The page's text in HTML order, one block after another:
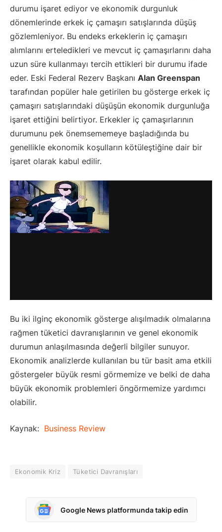
durumu işaret ediyor ve ekonomik durgunluk
dönemlerinde erkek iç çamaşırı satışlarında düşüş
gözlemleniyor. Bu endeks erkeklerin iç çamaşırı
alımlarını erteledikleri ve mevcut iç çamaşırlarını daha
uzun süre kullanmayı tercih ettikleri bir durumu ifade
eder. Eski Federal Rezerv Başkanı Alan Greenspan
tarafından popüler hale getirilen bu gösterge erkek iç
çamaşırı satışlarındaki düşüşün ekonomik durgunluğa
işaret ettiğini belirtiyor. Erkekler iç çamaşırlarının
durumunu pek önemsememeye başladığında bu
genellikle ekonomik koşulların kötüleştiğine dair bir
işaret olarak kabul edilir.
Bu iki ilginç ekonomik gösterge alışılmadık olmalarına
rağmen tüketici davranışlarının ve genel ekonomik
durumun anlaşılmasında değerli bilgiler sunuyor.
Ekonomik analizlerde kullanılan bu tür basit ama etkili
göstergeler büyük resmi görmemize ve belki de daha
büyük ekonomik problemleri öngörmemize yardımcı
olabilir.
Kaynak: Business Review
Ekonomik Kriz Tüketici Davranışları
Google News platformunda takip edin